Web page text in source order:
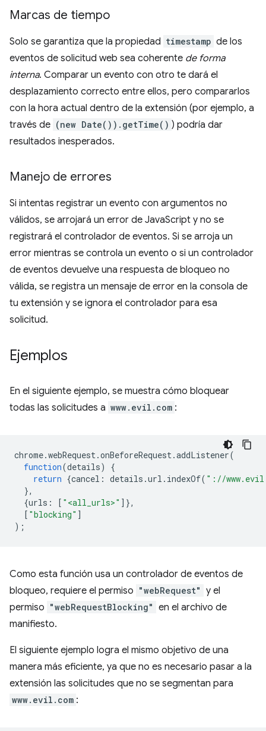
Marcas de tiempo
Solo se garantiza que la propiedad timestamp de los
eventos de solicitud web sea coherente de forma
interna. Comparar un evento con otro te dará el
desplazamiento correcto entre ellos, pero compararlos
con la hora actual dentro de la extensión (por ejemplo, a
través de (new Date()).getTime() ) podría dar
resultados inesperados.
Manejo de errores
Si intentas registrar un evento con argumentos no
válidos, se arrojará un error de JavaScript y no se
registrará el controlador de eventos. Si se arroja un
error mientras se controla un evento o si un controlador
de eventos devuelve una respuesta de bloqueo no
válida, se registra un mensaje de error en la consola de
tu extensión y se ignora el controlador para esa
solicitud.
Ejemplos
En el siguiente ejemplo, se muestra cómo bloquear
todas las solicitudes a www.evil.com :
chrome.webRequest.onBeforeRequest.addListener(
function(details)
{
return {cancel : details .url . indexOf( "://
},
{urls : [ "<all_urls>" ]},
[ "blocking" ]
);
Como esta función usa un controlador de eventos de
bloqueo, requiere el permiso "webRequest" y el
permiso "webRequestBlocking" en el archivo de
manifiesto.
El siguiente ejemplo logra el mismo objetivo de una
manera más eficiente, ya que no es necesario pasar a la
extensión las solicitudes que no se segmentan para
www.evil.com :